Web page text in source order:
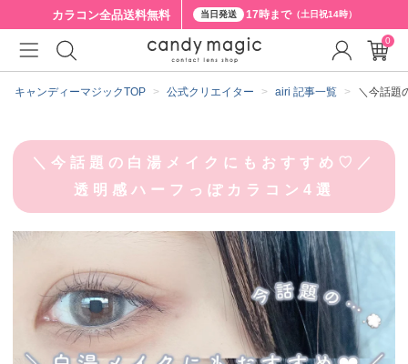
カラコン全品送料無料 当日発送 17時まで（土日祝14時）
キャンディーマジックTOP 公式クリエイター airi 記事一覧 ＼今話題
＼今話題の白湯メイクにもおすすめ♡／
透明感ハーフっぽカラコン4選
0